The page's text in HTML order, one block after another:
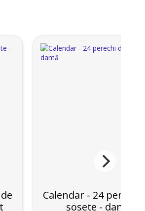
Calendar - 24 perechi
șosete - damă